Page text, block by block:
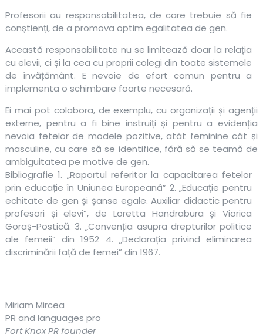
Profesorii au responsabilitatea, de care trebuie să fie
conștienți, de a promova optim egalitatea de gen.
Această responsabilitate nu se limitează doar la relația
cu elevii, ci și la cea cu proprii colegi din toate sistemele
de învățământ. E nevoie de efort comun pentru a
implementa o schimbare foarte necesară.
Ei mai pot colabora, de exemplu, cu organizații și agenții
externe, pentru a fi bine instruiți și pentru a evidenția
nevoia fetelor de modele pozitive, atât feminine cât și
masculine, cu care să se identifice, fără să se teamă de
ambiguitatea pe motive de gen.
Bibliografie 1. „Raportul referitor la capacitarea fetelor
prin educație în Uniunea Europeană” 2. „Educație pentru
echitate de gen și șanse egale. Auxiliar didactic pentru
profesori și elevi”, de Loretta Handrabura și Viorica
Goraș-Postică. 3. „Convenția asupra drepturilor politice
ale femeii” din 1952 4. „Declarația privind eliminarea
discriminării față de femei” din 1967.
Miriam Mircea
PR and languages pro
Fort Knox PR founder